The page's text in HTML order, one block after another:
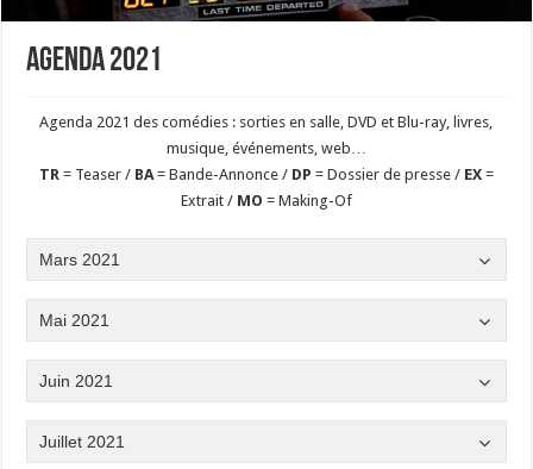
Agenda 2021
Agenda 2021 des comédies : sorties en salle, DVD et Blu-ray, livres,
musique, événements, web…
TR = Teaser / BA= Bande-Annonce / DP = Dossier de presse / EX=
Extrait / MO = Making-Of
Mars 2021
Mai 2021
Juin 2021
Juillet 2021